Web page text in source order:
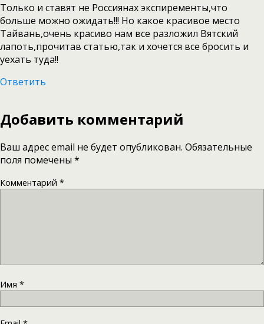
Только и ставят не Россиянах экспиременты,что
больше можно ожидать!!! Но какое красивое место
Тайвань,очень красиво нам все разложил Вятский
лапоть,прочитав статью,так и хочется все бросить и
уехать туда!!
Ответить
Добавить комментарий
Ваш адрес email не будет опубликован. Обязательные
поля помечены *
Комментарий *
Имя *